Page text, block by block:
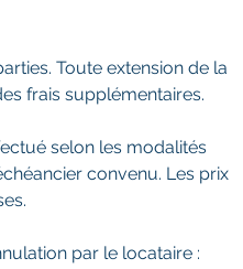
Toute extension de la
frais supplémentaires.
selon les modalités
convenu. Les prix
par le locataire :